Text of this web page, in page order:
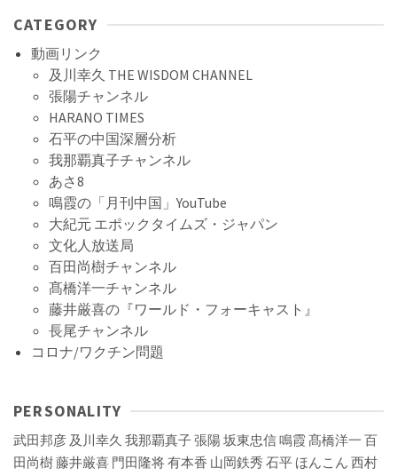
CATEGORY
動画リンク
及川幸久 THE WISDOM CHANNEL
張陽チャンネル
HARANO TIMES
石平の中国深層分析
我那覇真子チャンネル
あさ8
鳴霞の「月刊中国」YouTube
大紀元 エポックタイムズ・ジャパン
文化人放送局
百田尚樹チャンネル
髙橋洋一チャンネル
藤井厳喜の『ワールド・フォーキャスト』
長尾チャンネル
コロナ/ワクチン問題
PERSONALITY
武田邦彦 及川幸久 我那覇真子張陽坂東忠信鳴霞 髙橋洋一 百
田尚樹藤井厳喜 門田隆将有本香 山岡鉄秀 石平 ほんこん 西村